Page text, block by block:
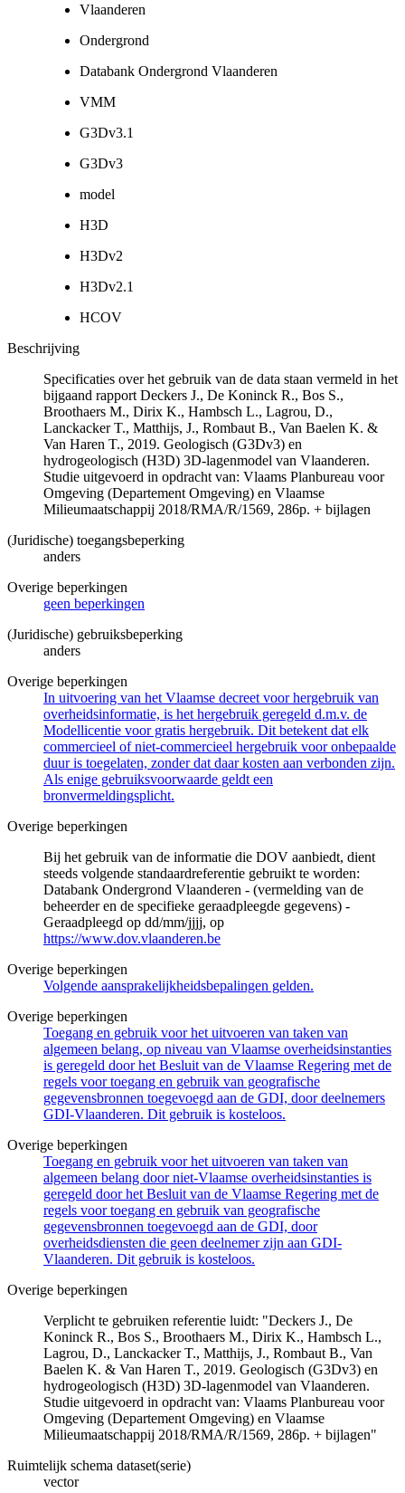
Vlaanderen
Ondergrond
Databank Ondergrond Vlaanderen
VMM
G3Dv3.1
G3Dv3
model
H3D
H3Dv2
H3Dv2.1
HCOV
Beschrijving
Specificaties over het gebruik van de data staan vermeld in het
bijgaand rapport Deckers J., De Koninck R., Bos S.,
Broothaers M., Dirix K., Hambsch L., Lagrou, D.,
Lanckacker T., Matthijs, J., Rombaut B., Van Baelen K. &
Van Haren T., 2019. Geologisch (G3Dv3) en
hydrogeologisch (H3D) 3D-lagenmodel van Vlaanderen.
Studie uitgevoerd in opdracht van: Vlaams Planbureau voor
Omgeving (Departement Omgeving) en Vlaamse
Milieumaatschappij 2018/RMA/R/1569, 286p. + bijlagen
(Juridische) toegangsbeperking
anders
Overige beperkingen
geen beperkingen
(Juridische) gebruiksbeperking
anders
Overige beperkingen
In uitvoering van het Vlaamse decreet voor hergebruik van
overheidsinformatie, is het hergebruik geregeld d.m.v. de
Modellicentie voor gratis hergebruik. Dit betekent dat elk
commercieel of niet-commercieel hergebruik voor onbepaalde
duur is toegelaten, zonder dat daar kosten aan verbonden zijn.
Als enige gebruiksvoorwaarde geldt een
bronvermeldingsplicht.
Overige beperkingen
Bij het gebruik van de informatie die DOV aanbiedt, dient
steeds volgende standaardreferentie gebruikt te worden:
Databank Ondergrond Vlaanderen - (vermelding van de
beheerder en de specifieke geraadpleegde gegevens) -
Geraadpleegd op dd/mm/jjjj, op
https://www.dov.vlaanderen.be
Overige beperkingen
Volgende aansprakelijkheidsbepalingen gelden.
Overige beperkingen
Toegang en gebruik voor het uitvoeren van taken van
algemeen belang, op niveau van Vlaamse overheidsinstanties
is geregeld door het Besluit van de Vlaamse Regering met de
regels voor toegang en gebruik van geografische
gegevensbronnen toegevoegd aan de GDI, door deelnemers
GDI-Vlaanderen. Dit gebruik is kosteloos.
Overige beperkingen
Toegang en gebruik voor het uitvoeren van taken van
algemeen belang door niet-Vlaamse overheidsinstanties is
geregeld door het Besluit van de Vlaamse Regering met de
regels voor toegang en gebruik van geografische
gegevensbronnen toegevoegd aan de GDI, door
overheidsdiensten die geen deelnemer zijn aan GDI-
Vlaanderen. Dit gebruik is kosteloos.
Overige beperkingen
Verplicht te gebruiken referentie luidt: "Deckers J., De
Koninck R., Bos S., Broothaers M., Dirix K., Hambsch L.,
Lagrou, D., Lanckacker T., Matthijs, J., Rombaut B., Van
Baelen K. & Van Haren T., 2019. Geologisch (G3Dv3) en
hydrogeologisch (H3D) 3D-lagenmodel van Vlaanderen.
Studie uitgevoerd in opdracht van: Vlaams Planbureau voor
Omgeving (Departement Omgeving) en Vlaamse
Milieumaatschappij 2018/RMA/R/1569, 286p. + bijlagen"
Ruimtelijk schema dataset(serie)
vector